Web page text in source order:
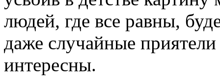
людей, где все равны,
даже случайные
интересны.